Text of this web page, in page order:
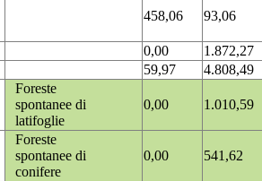
458,06 93,06
0,00
1.872,27
59,97
4.808,49
Foreste
spontanee di
latifoglie
0,00 1.010,59
Foreste
spontanee di
conifere
0,00 541,62